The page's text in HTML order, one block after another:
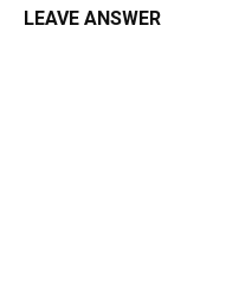
LEAVE ANSWER